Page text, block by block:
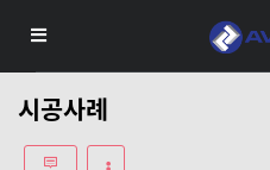
시공사례